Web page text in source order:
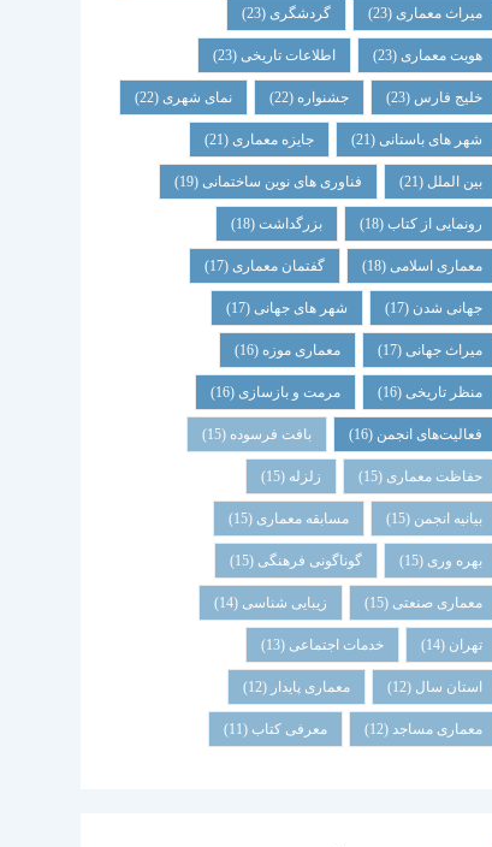
میراث معماری(23) گردشگری(23)
هویت معماری(23) اطلاعات تاریخی(23)
خلیج فارس (23) جشنواره (22) نمای شهری(22)
شهر های باستانی(21) جایزه معماری(21)
بین الملل (21) فناوری های نوین ساختمانی(19)
رونمایی از کتاب(18) بزرگداشت(18)
معماری اسلامی(18) گفتمان معماری(17)
جهانی شدن (17) شهر های جهانی(17)
میراث جهانی(17) معماری موزه (16)
منظر تاریخی(16) مرمت و بازسازی(16)
فعالیت‌های انجمن (16) بافت فرسوده (15)
حفاظت معماری (15) زلزله (15)
بیانیه انجمن (15) مسابقه معماری (15)
بهره وری (15) گوناگونی فرهنگی (15)
معماری صنعتی (15) زیبایی شناسی (14)
تهران (14) خدمات اجتماعی (13)
استان سال (12) معماری پایدار (12)
معماری مساجد(12) معرفی کتاب (11)